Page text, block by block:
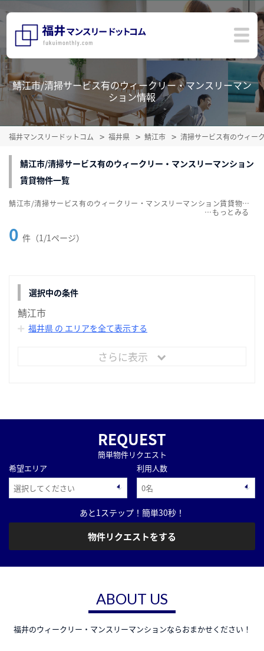
鯖江市/清掃サービス有のウィークリー・マンスリーマン
ション情報
福井マンスリードットコム 福井県 鯖江市 清掃サービス有のウィー
鯖江市/清掃サービス有のウィークリー・マンスリーマンション
賃貸物件一覧
0 件（1/1ページ）
鯖江市/清掃サービス有のウィークリー・マンスリーマンション賃貸物件一覧を掲載中。敷金・礼金無料、家具・家電付をご紹介。こだわり条件での絞込みも簡単！
…
選択中の条件
鯖江市
福井県 の エリアを全て表示する
さらに表示
REQUEST
簡単物件リクエスト
希望エリア
利用人数
あと1ステップ！簡単30秒！
物件リクエストをする
ABOUT US
福井のウィークリー・マンスリーマンションならおまかせください！